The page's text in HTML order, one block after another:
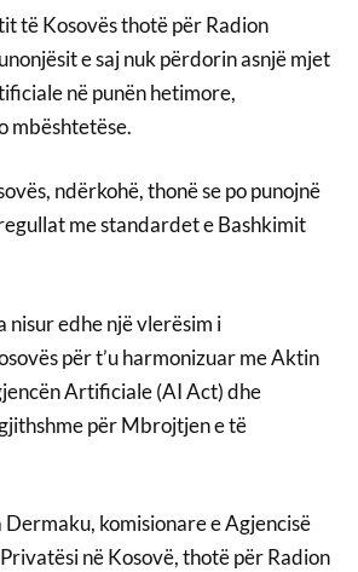
të Kosovës thotë për Radion
e saj nuk përdorin asnjë mjet
në punën hetimore,
mbështetëse.
ndërkohë, thonë se po punojnë
me standardet e Bashkimit
edhe një vlerësim i
për t’u harmonizuar me Aktin
Artificiale (AI Act) dhe
për Mbrojtjen e të
komisionare e Agjencisë
në Kosovë, thotë për Radion